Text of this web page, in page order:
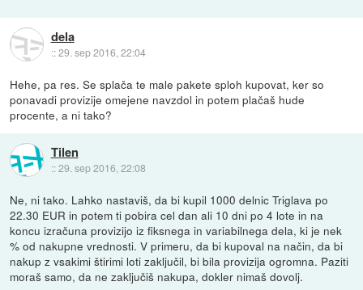
dela
::29. sep 2016, 22:04
Hehe, pa res. Se splača te male pakete sploh kupovat, ker so
ponavadi provizije omejene navzdol in potem plačaš hude
procente, a ni tako?
Tilen
::29. sep 2016, 22:08
Ne, ni tako. Lahko nastaviš, da bi kupil 1000 delnic Triglava po
22.30 EUR in potem ti pobira cel dan ali 10 dni po 4 lote in na
koncu izračuna provizijo iz fiksnega in variabilnega dela, ki je nek
% od nakupne vrednosti. V primeru, da bi kupoval na način, da bi
nakup z vsakimi štirimi loti zaključil, bi bila provizija ogromna. Paziti
moraš samo, da ne zaključiš nakupa, dokler nimaš dovolj.